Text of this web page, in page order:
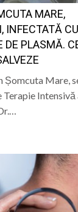
MARE,
DE PLASMĂ.
Șomcuta Mare,
Terapie Intensivă